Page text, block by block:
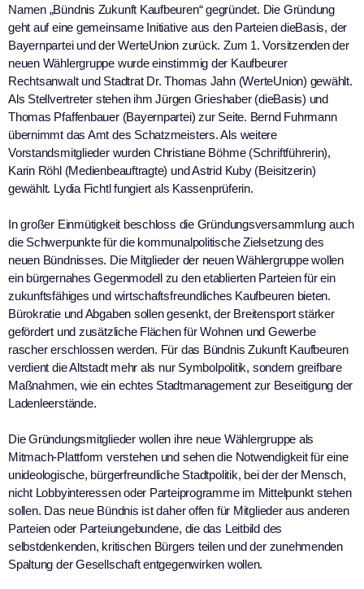
Namen „Bündnis Zukunft Kaufbeuren“ gegründet. Die Gründung
geht auf eine gemeinsame Initiative aus den Parteien dieBasis, der
Bayernpartei und der WerteUnion zurück. Zum 1. Vorsitzenden der
neuen Wählergruppe wurde einstimmig der Kaufbeurer
Rechtsanwalt und Stadtrat Dr. Thomas Jahn (WerteUnion) gewählt.
Als Stellvertreter stehen ihm Jürgen Grieshaber (dieBasis) und
Thomas Pfaffenbauer (Bayernpartei) zur Seite. Bernd Fuhrmann
übernimmt das Amt des Schatzmeisters. Als weitere
Vorstandsmitglieder wurden Christiane Böhme (Schriftführerin),
Karin Röhl (Medienbeauftragte) und Astrid Kuby (Beisitzerin)
gewählt. Lydia Fichtl fungiert als Kassenprüferin.
In großer Einmütigkeit beschloss die Gründungsversammlung auch
die Schwerpunkte für die kommunalpolitische Zielsetzung des
neuen Bündnisses. Die Mitglieder der neuen Wählergruppe wollen
ein bürgernahes Gegenmodell zu den etablierten Parteien für ein
zukunftsfähiges und wirtschaftsfreundliches Kaufbeuren bieten.
Bürokratie und Abgaben sollen gesenkt, der Breitensport stärker
gefördert und zusätzliche Flächen für Wohnen und Gewerbe
rascher erschlossen werden. Für das Bündnis Zukunft Kaufbeuren
verdient die Altstadt mehr als nur Symbolpolitik, sondern greifbare
Maßnahmen, wie ein echtes Stadtmanagement zur Beseitigung der
Ladenleerstände.
Die Gründungsmitglieder wollen ihre neue Wählergruppe als
Mitmach-Plattform verstehen und sehen die Notwendigkeit für eine
unideologische, bürgerfreundliche Stadtpolitik, bei der der Mensch,
nicht Lobbyinteressen oder Parteiprogramme im Mittelpunkt stehen
sollen. Das neue Bündnis ist daher offen für Mitglieder aus anderen
Parteien oder Parteiungebundene, die das Leitbild des
selbstdenkenden, kritischen Bürgers teilen und der zunehmenden
Spaltung der Gesellschaft entgegenwirken wollen.